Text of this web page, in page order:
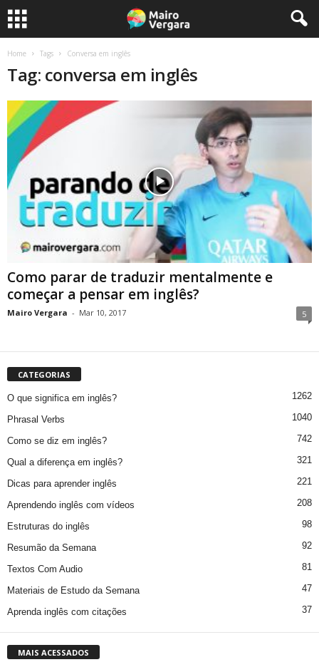
Home Tags Conversa em inglês
Tag: conversa em inglês
Como parar de traduzir mentalmente e
começar a pensar em inglês?
Mairo Vergara - Mar 10, 2017 5
CATEGORIAS
O que significa em inglês? 1262
Phrasal Verbs 1040
Como se diz em inglês? 742
Qual a diferença em inglês? 321
Dicas para aprender inglês 221
Aprendendo inglês com vídeos 208
Estruturas do inglês 98
Resumão da Semana 92
Textos Com Audio 81
Materiais de Estudo da Semana 47
Aprenda inglês com citações 37
MAIS ACESSADOS